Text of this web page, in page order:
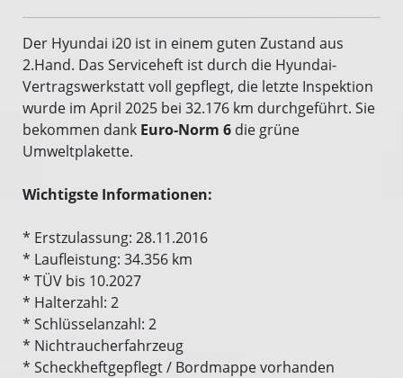
Der Hyundai i20 ist in einem guten Zustand aus
2.Hand. Das Serviceheft ist durch die Hyundai-
Vertragswerkstatt voll gepflegt, die letzte Inspektion
wurde im April 2025 bei 32.176 km durchgeführt. Sie
bekommen dank Euro-Norm 6 die grüne
Umweltplakette.
Wichtigste Informationen:
* Erstzulassung: 28.11.2016
* Laufleistung: 34.356 km
* TÜV bis 10.2027
* Halterzahl: 2
* Schlüsselanzahl: 2
* Nichtraucherfahrzeug
* Scheckheftgepflegt / Bordmappe vorhanden